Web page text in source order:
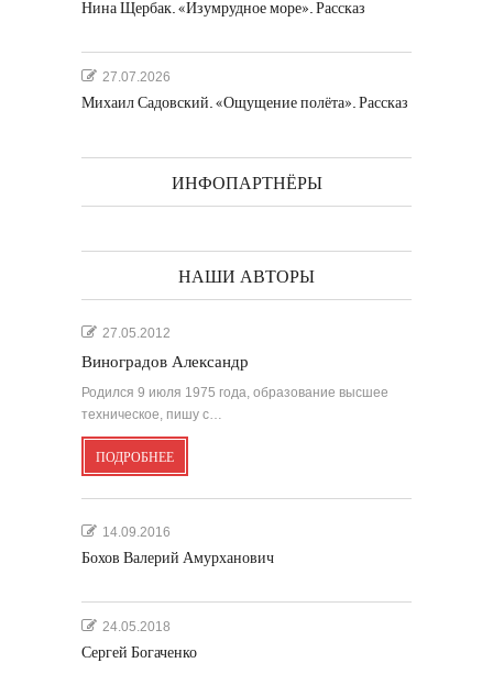
Нина Щербак. «Изумрудное море». Рассказ
27.07.2026
Михаил Садовский. «Ощущение полёта». Рассказ
ИНФОПАРТНЁРЫ
НАШИ АВТОРЫ
27.05.2012
Виноградов Александр
Родился 9 июля 1975 года, образование высшее
техническое, пишу с…
ПОДРОБНЕЕ
14.09.2016
Бохов Валерий Амурханович
24.05.2018
Сергей Богаченко